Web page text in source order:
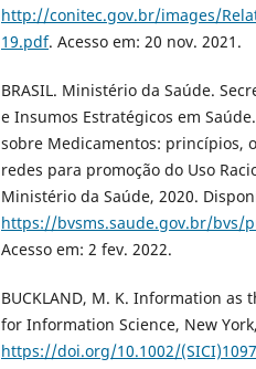
http://conitec.gov.br/images/
19.pdf. Acesso em: 20 nov. 2021.
BRASIL. Ministério da Saúde.
e Insumos Estratégicos em
sobre Medicamentos: princípios,
redes para promoção do Uso
Ministério da Saúde, 2020.
https://bvsms.saude.gov.br/bvs/
Acesso em: 2 fev. 2022.
BUCKLAND, M. K. Information
for Information Science, New
https://doi.org/10.1002/